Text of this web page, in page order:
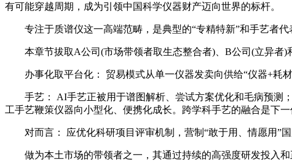
有可能穿越周期，成为引领中国科学仪器财产迈向世界的标杆。
专注于质谱仪这一高端范畴，是典型的“专精特新”和手艺者代
本章节拔取A公司(市场带领者取生态整合者)、B公司(立异者)
办事化取平台化： 贸易模式从单一仪器发卖向供给“仪器+耗材
手艺： AI手艺正被用于谱图解析、尝试方案优化和毛病预测；
工手艺鞭策仪器向小型化、便携化成长。跨学科手艺的融合是下一
对而言： 应优化科研项目评审机制，营制“敢于用、情愿用”国
做为本土市场的带领者之一，其通过持续的高强度研发投入和